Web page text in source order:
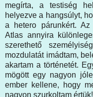
megírta, a testiség
helyezve a hangsúlyt,
a hetero párunkért.
Atlas annyira
szerethető
mozdulatát imádtam,
akartam a történetét.
mögött egy nagyon
ember kellene, hogy
nagyon szurkoltam értük!